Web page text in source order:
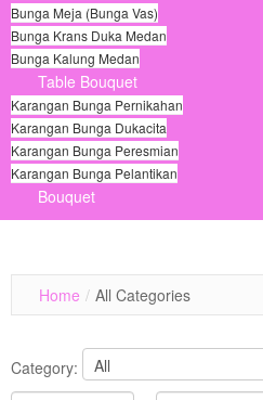
Bunga Meja (Bunga Vas)
Bunga Krans Duka Medan
Bunga Kalung Medan
Table Bouquet
Karangan Bunga Pernikahan
Karangan Bunga Dukacita
Karangan Bunga Peresmian
Karangan Bunga Pelantikan
Bouquet
Home / All Categories
Category:
View Detail
View Detail
View Detail
View Detail